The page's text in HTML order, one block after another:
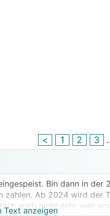
< 1 2 3
Bin dann in der
zahlen. Ab 2024 wird der
auch nicht sehr weit
Text anzeigen